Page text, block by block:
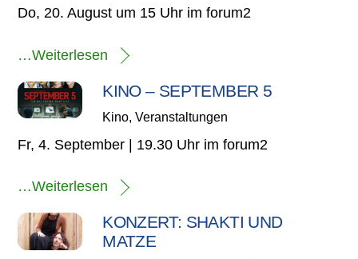
Do, 20. August um 15 Uhr im forum2
…Weiterlesen
KINO – SEPTEMBER 5
Kino,Veranstaltungen
Fr, 4. September | 19.30 Uhr im forum2
…Weiterlesen
KONZERT: SHAKTI UND
MATZE